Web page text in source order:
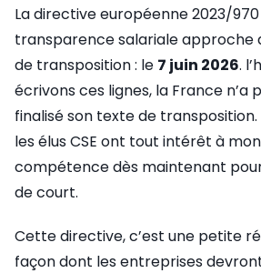
La directive européenne 2023/
transparence salariale approche
de transposition : le 7 juin 2026.
écrivons ces lignes, la France n’a
finalisé son texte de
les élus CSE ont tout intérêt à
compétence dès maintenant
de court.
Cette directive, c’est une petite
façon dont les entreprises